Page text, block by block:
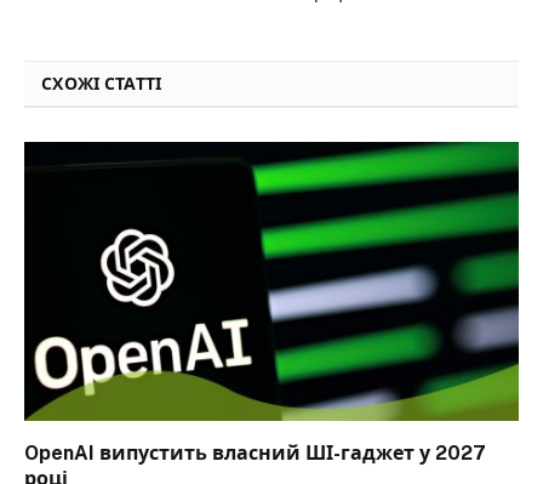
СХОЖІ СТАТТІ
OpenAI випустить власний ШІ-гаджет у 2027
році